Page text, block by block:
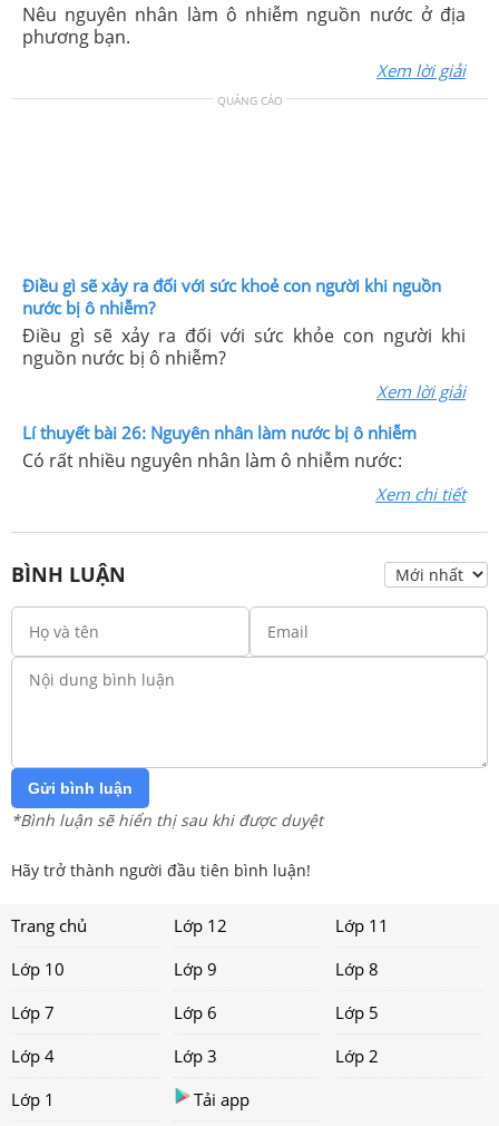
Nêu nguyên nhân làm ô nhiễm nguồn nước ở địa
phương bạn.
Xem lời giải
QUẢNG CÁO
Điều gì sẽ xảy ra đối với sức khoẻ con người khi nguồn
nước bị ô nhiễm?
Điều gì sẽ xảy ra đối với sức khỏe con người khi
nguồn nước bị ô nhiễm?
Xem lời giải
Lí thuyết bài 26: Nguyên nhân làm nước bị ô nhiễm
Có rất nhiều nguyên nhân làm ô nhiễm nước:
Xem chi tiết
BÌNH LUẬN
Gửi bình luận
*Bình luận sẽ hiển thị sau khi được duyệt
Hãy trở thành người đầu tiên bình luận!
Trang chủ Lớp 12
Lớp 11
Lớp 10
Lớp 9
Lớp 8
Lớp 7
Lớp 6
Lớp 5
Lớp 4
Lớp 3
Lớp 2
Lớp 1
Tải app